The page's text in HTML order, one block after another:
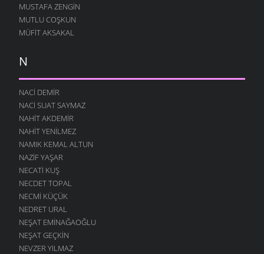
MUSTAFA ZENGIN
MUTLU COŞKUN
MÜFIT AKSAKAL
N
NACI DEMIR
NACI SUAT SAYMAZ
NAHIT AKDEMIR
NAHIT YENILMEZ
NAMIK KEMAL ALTUN
NAZIF YAŞAR
NECATI KUŞ
NECDET TOPAL
NECMI KÜÇÜK
NEDRET URAL
NEŞAT EMINAĞAOĞLU
NEŞAT GEÇKIN
NEVZER YILMAZ